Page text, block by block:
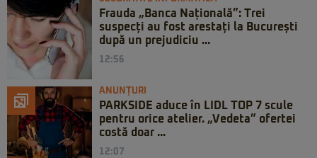
Frauda „Banca Națională”: Trei
suspecți au fost arestați la București
după un prejudiciu ...
12:56
ANUNȚURI
PARKSIDE aduce în LIDL TOP 7 scule
pentru orice atelier. „Vedeta” ofertei
costă doar ...
12:07